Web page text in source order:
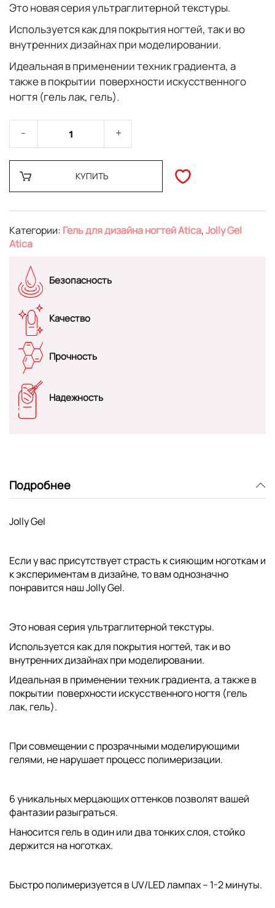
Это новая серия ультраглитерной текстуры.
Используется как для покрытия ногтей, так и во
внутренних дизайнах при моделировании.
Идеальная в применении техник градиента, а
также в покрытии поверхности искусственного
ногтя (гель лак, гель).
КУПИТЬ
Категории: Гель для дизайна ногтей Atica,Jolly Gel
Atica
Безопасность
Качество
Прочность
Надежность
Подробнее
Jolly Gel
Если у вас присутствует страсть к сияющим ноготкам и
к экспериментам в дизайне, то вам однозначно
понравится наш Jolly Gel.
Это новая серия ультраглитерной текстуры.
Используется как для покрытия ногтей, так и во
внутренних дизайнах при моделировании.
Идеальная в применении техник градиента, а также в
покрытии поверхности искусственного ногтя (гель
лак, гель).
При совмещении с прозрачными моделирующими
гелями, не нарушает процесс полимеризации.
6 уникальных мерцающих оттенков позволят вашей
фантазии разыграться.
Наносится гель в один или два тонких слоя, стойко
держится на ноготках.
Быстро полимеризуется в UV/LED лампах – 1-2 минуты.